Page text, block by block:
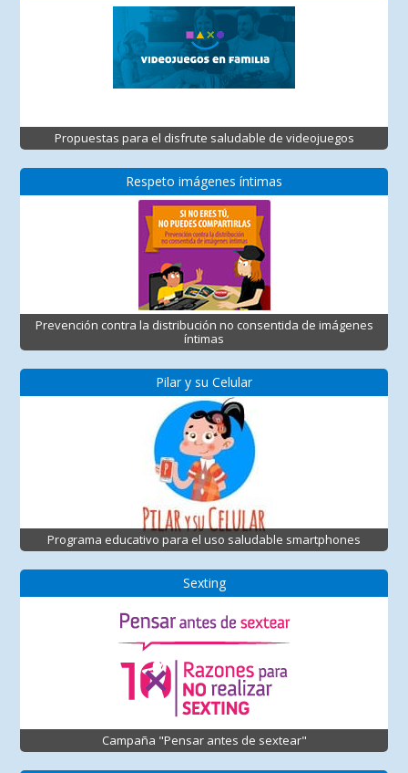
Propuestas para el disfrute saludable de videojuegos
Respeto imágenes íntimas
Prevención contra la distribución no consentida de imágenes
íntimas
Pilar y su Celular
Programa educativo para el uso saludable smartphones
Sexting
Campaña "Pensar antes de sextear"